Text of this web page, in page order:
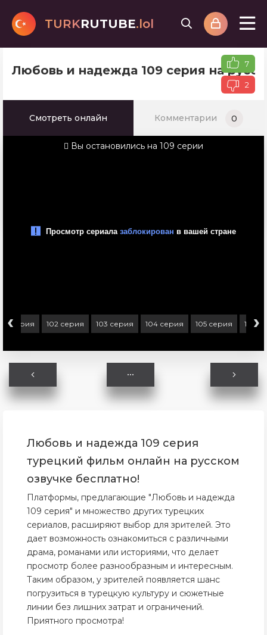
TURKRUTUBE.lol
Любовь и надежда 109 серия на 7
2
Смотреть онлайн Комментарии 0
Вы остановились на 109 серии
‹серия 102 серия 103 серия 104 серия 105 серия 106›
Любовь и надежда 109 серия
турецкий фильм онлайн на русском
озвучке бесплатно!
Платформы, предлагающие "Любовь и надежда
109 серия" и множество других турецких
сериалов, расширяют выбор для зрителей. Это
дает возможность ознакомиться с различными
драма, романами или историями, что делает
просмотр более разнообразным и интересным.
Таким образом, у зрителей появляется шанс
погрузиться в турецкую культуру и сюжетные
линии без лишних затрат и ограничений.
Приятного просмотра!